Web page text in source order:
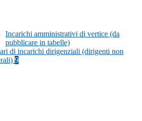
Incarichi amministrativi di vertice (da
pubblicare in tabelle)
di incarichi dirigenziali (dirigenti non
9